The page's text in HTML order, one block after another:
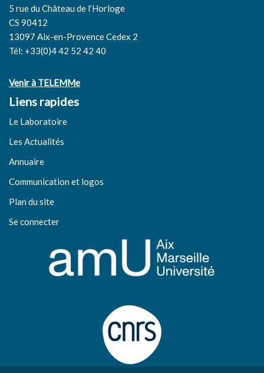
5 rue du Château de l’Horloge
CS 90412
13097 Aix-en-Provence Cedex 2
Tél: +33(0)4 42 52 42 40
Venir à TELEMMe
Liens rapides
Le Laboratoire
Les Actualités
Annuaire
Communication et logos
Plan du site
Se connecter